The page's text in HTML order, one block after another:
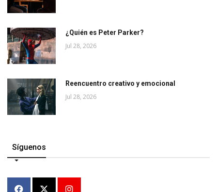
¿Quién es Peter Parker?
Jul 28, 2026
Reencuentro creativo y emocional
Jul 28, 2026
Síguenos